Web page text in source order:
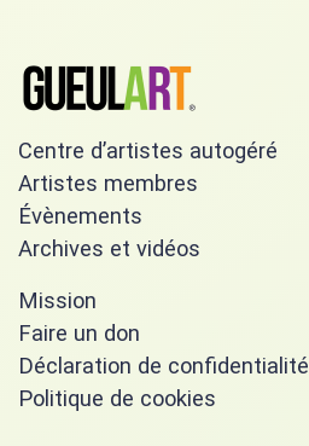
Centre d’artistes autogéré
Artistes membres
Évènements
Archives et vidéos
Mission
Faire un don
Déclaration de confidentialité
Politique de cookies